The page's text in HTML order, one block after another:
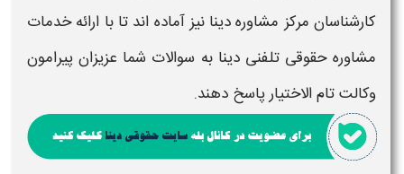
کارشناسان مرکز مشاوره دینا نیز آماده اند تا با ارائه خدمات
مشاوره حقوقی تلفنی دینا به سوالات شما عزیزان پیرامون
وکالت تام الاختیار پاسخ دهند.